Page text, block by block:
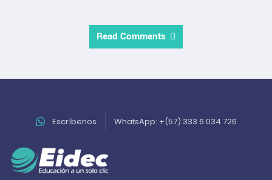
Read Comments
Escríbenos WhatsApp: +(57) 333 6 034 726